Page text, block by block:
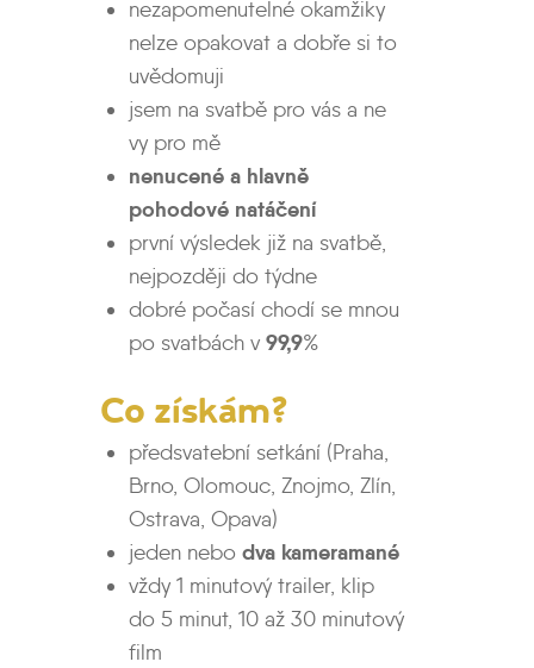
nezapomenutelné okamžiky
nelze opakovat a dobře si to
uvědomuji
jsem na svatbě pro vás a ne
vy pro mě
nenucené a hlavně
pohodové natáčení
první výsledek již na svatbě,
nejpozději do týdne
dobré počasí chodí se mnou
po svatbách v 99,9%
Co získám?
předsvatební setkání (Praha,
Brno, Olomouc, Znojmo, Zlín,
Ostrava, Opava)
jeden nebo dva kameramané
vždy 1 minutový trailer, klip
do 5 minut, 10 až 30 minutový
film